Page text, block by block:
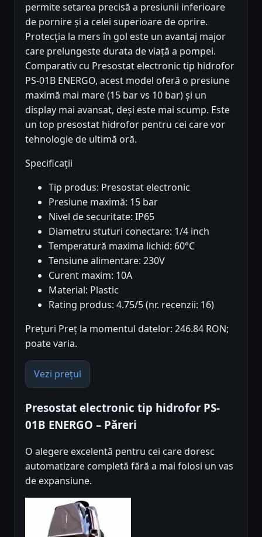
permite setarea precisă a presiunii inferioare
de pornire și a celei superioare de oprire.
Protecția la mers în gol este un avantaj major
care prelungeste durata de viață a pompei.
Comparativ cu Presostat electronic tip hidrofor
PS-01B ENERGO, acest model oferă o presiune
maximă mai mare (15 bar vs 10 bar) și un
display mai avansat, deși este mai scump. Este
un top presostat hidrofor pentru cei care vor
tehnologie de ultimă oră.
Specificații
Tip produs: Presostat electronic
Presiune maximă: 15 bar
Nivel de securitate: IP65
Diametru stuturi conectare: 1/4 inch
Temperatură maxima lichid: 60°C
Tensiune alimentare: 230V
Curent maxim: 10A
Material: Plastic
Rating produs: 4.75/5 (nr. recenzii: 16)
Prețuri Preț la momentul datelor: 246.84 RON;
poate varia.
Vezi prețul
Presostat electronic tip hidrofor PS-
01B ENERGO – Păreri
O alegere excelentă pentru cei care doresc
automatizare completă fără a mai folosi un vas
de expansiune.